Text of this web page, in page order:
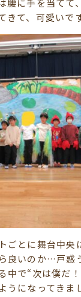
腰に手を当てて
きて、可愛いで
ごとに舞台中央
良いのか…戸惑
中で“次は僕だ
うになってきま